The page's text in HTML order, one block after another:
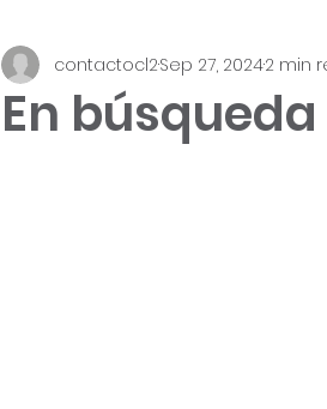
En
contactocl2Sep 27, 20242 min